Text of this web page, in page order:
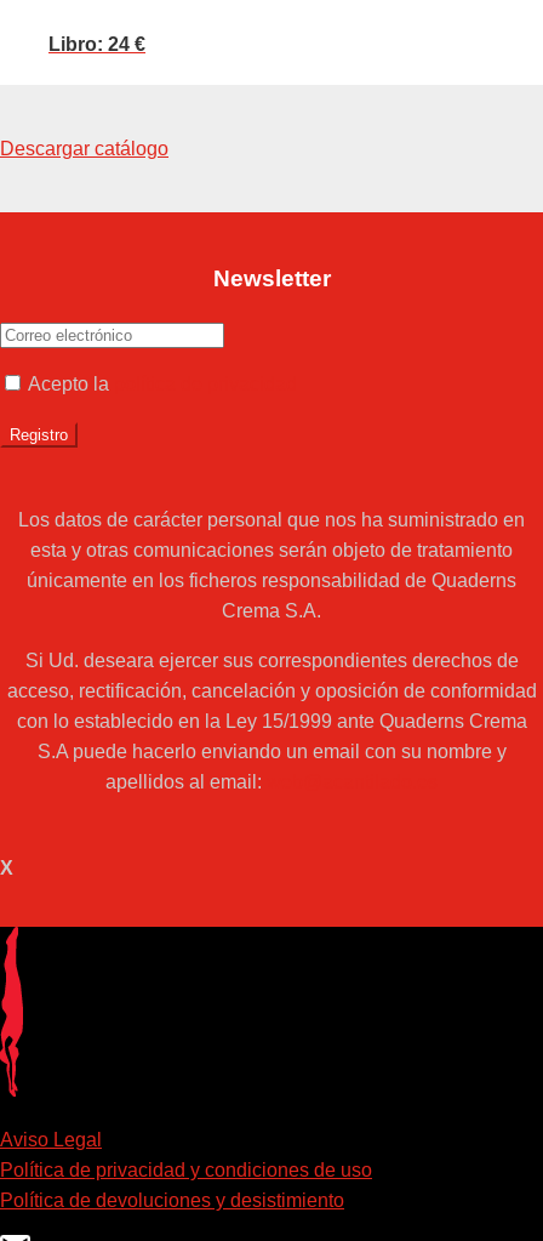
Libro: 24 €
Descargar catálogo
Newsletter
Acepto la
Los datos de carácter personal que nos ha suministrado en
esta y otras comunicaciones serán objeto de tratamiento
únicamente en los ficheros responsabilidad de Quaderns
Crema S.A.
Si Ud. deseara ejercer sus correspondientes derechos de
acceso, rectificación, cancelación y oposición de conformidad
con lo establecido en la Ley 15/1999 ante Quaderns Crema
S.A puede hacerlo enviando un email con su nombre y
apellidos al email:
X
Aviso Legal
Política de privacidad y condiciones de uso
Política de devoluciones y desistimiento